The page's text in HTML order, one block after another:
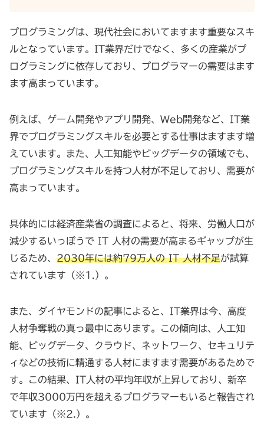
プログラミングは、現代社会においてますます重要なスキ
ルとなっています。IT業界だけでなく、多くの産業がプ
ログラミングに依存しており、プログラマーの需要はます
ます高まっています。
例えば、ゲーム開発やアプリ開発、Web開発など、IT業
界でプログラミングスキルを必要とする仕事はますます増
えています。また、人工知能やビッグデータの領域でも、
プログラミングスキルを持つ人材が不足しており、需要が
高まっています。
具体的には経済産業省の調査によると、将来、労働人口が
減少するいっぽうで IT 人材の需要が高まるギャップが生
じるため、 2030年には約79万人の IT 人材不足が試算
されています（※1.）。
また、ダイヤモンドの記事によると、IT業界は今、高度
人材争奪戦の真っ最中にあります。この傾向は、人工知
能、ビッグデータ、クラウド、ネットワーク、セキュリテ
ィなどの技術に精通する人材にますます需要があるためで
す。この結果、IT人材の平均年収が上昇しており、新卒
で年収3000万円を超えるプログラマーもいると報告され
ています（※2.）。